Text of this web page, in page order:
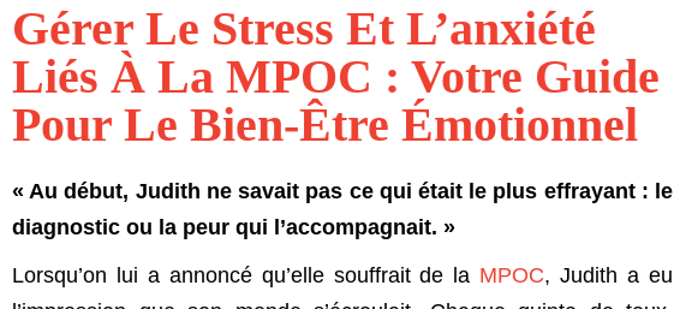
Gérer Le Stress Et L’anxiété
Liés À La MPOC : Votre Guide
Pour Le Bien-Être Émotionnel
« Au début, Judith ne savait pas ce qui était le plus effrayant : le
diagnostic ou la peur qui l’accompagnait. »
Lorsqu’on lui a annoncé qu’elle souffrait de la MPOC, Judith a eu